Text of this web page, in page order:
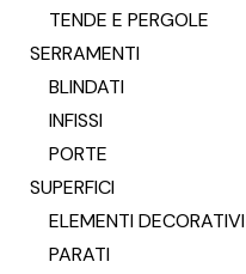
TENDE E PERGOLE
SERRAMENTI
BLINDATI
INFISSI
PORTE
SUPERFICI
ELEMENTI DECORATIVI
PARATI